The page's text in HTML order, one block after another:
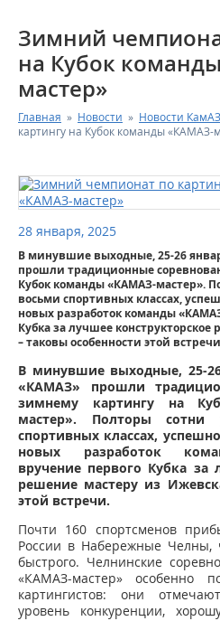
О КОМПАНИИ
КАТАЛОГ АВТОТЕХНИКИ
СЕРВИС И ГАРАНТИЙНЫЕ
РЕМОНТ ДВИГАТЕЛЕЙ КАМАЗ
ФИНАНСОВЫЙ СЕРВИС
ФОТОГАЛЕРЕЯ
Зимний
на Кубок
мастер»
Главная » Новости » Новости КамАЗ
картингу на Кубок команды «КАМАЗ-
28 января, 2025
В минувшие выходные, 25-26
прошли традиционные
Кубок команды «КАМАЗ-мастер».
восьми спортивных классах,
новых разработок команды
Кубка за лучшее
– таковы особенности этой
В минувшие выходные, 25-
«КАМАЗ» прошли
зимнему картингу на
мастер». Полторы сотни
спортивных классах,
новых разработок
вручение первого Кубка за
решение мастеру из
этой встречи.
Почти 160 спортсменов
России в Набережные Челны,
быстрого. Челнинские
«КАМАЗ-мастер» особенно
картингистов: они
уровень конкуренции,